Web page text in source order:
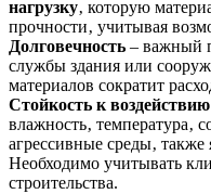
нагрузку‚ которую
прочности‚ учитывая
Долговечность – важный
службы здания или
материалов сократит
Стойкость к
влажность‚ температура‚
агрессивные среды‚
Необходимо учитывать
строительства.